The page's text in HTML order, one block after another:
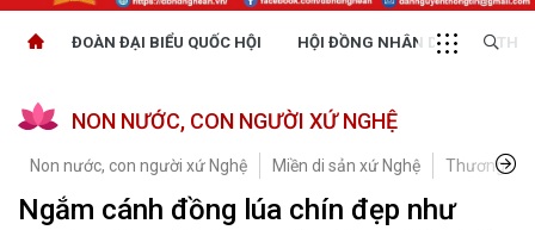
ĐOÀN ĐẠI BIỂU QUỐC HỘI HỘI ĐỒNG NHÂN DÂN
NON NƯỚC, CON NGƯỜI XỨ NGHỆ
Non nước, con người xứ Nghệ Miền di sản xứ Nghệ Thương
Ngắm cánh đồng lúa chín đẹp như